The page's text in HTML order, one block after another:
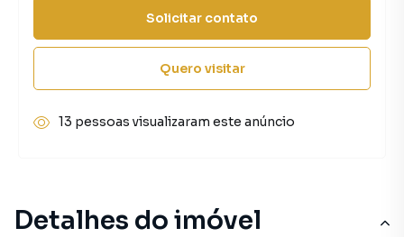
Detalhes do imóvel
Solicitar contato
Quero visitar
13 pessoas visualizaram este anúncio